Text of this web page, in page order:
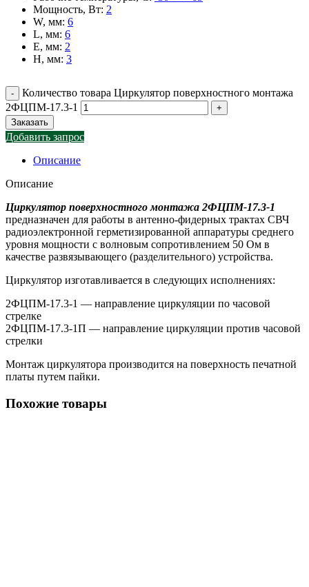
Мощность, Вт: 2
W, мм: 6
L, мм: 6
E, мм: 2
H, мм: 3
Количество товара Циркулятор поверхностного монтажа
2ФЦПМ-17.3-1
Заказать
Добавить запрос
Описание
Описание
Циркулятор поверхностного монтажа 2ФЦПМ-17.3-1
предназначен для работы в антенно-фидерных трактах СВЧ
радиоэлектронной герметизированной аппаратуры среднего
уровня мощности с волновым сопротивлением 50 Ом в
качестве развязывающего (разделительного) устройства.
Циркулятор изготавливается в следующих исполнениях:
2ФЦПМ-17.3-1 — направление циркуляции по часовой
стрелке
2ФЦПМ-17.3-1П — направление циркуляции против часовой
стрелки
Монтаж циркулятора производится на поверхность печатной
платы путем пайки.
Похожие товары